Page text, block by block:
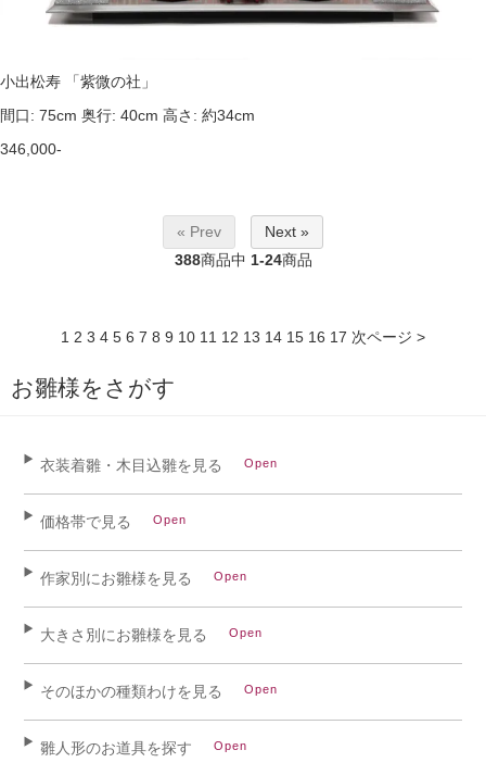
小出松寿 「紫微の社」
間口: 75cm 奥行: 40cm 高さ: 約34cm
346,000-
« Prev
Next »
388商品中 1-24商品
1 2 3 4 5 6 7 8 9 10 11 12 13 14 15 16 17 次ページ >
お雛様をさがす
衣装着雛・木目込雛を見る
価格帯で見る
作家別にお雛様を見る
大きさ別にお雛様を見る
そのほかの種類わけを見る
雛人形のお道具を探す